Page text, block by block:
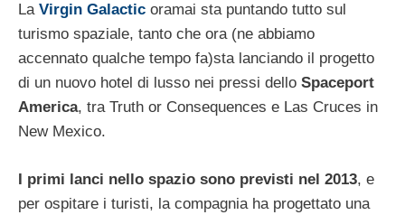
La Virgin Galactic oramai sta puntando tutto sul
turismo spaziale, tanto che ora (ne abbiamo
accennato qualche tempo fa)sta lanciando il progetto
di un nuovo hotel di lusso nei pressi dello Spaceport
America, tra Truth or Consequences e Las Cruces in
New Mexico.
I primi lanci nello spazio sono previsti nel 2013, e
per ospitare i turisti, la compagnia ha progettato una